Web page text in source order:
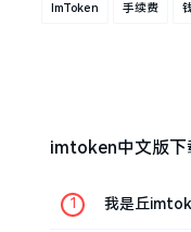
ImToken 手续费
imtoken中文版下
我是丘